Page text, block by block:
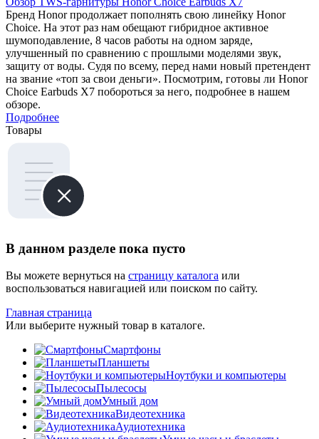
Бренд Honor продолжает пополнять свою линейку Honor
Choice. На этот раз нам обещают гибридное активное
шумоподавление, 8 часов работы на одном заряде,
улучшенный по сравнению с прошлыми моделями звук,
защиту от воды. Судя по всему, перед нами новый претендент
на звание «топ за свои деньги». Посмотрим, готовы ли Honor
Choice Earbuds X7 побороться за него, подробнее в нашем
обзоре.
Подробнее
Товары
В данном разделе пока пусто
Вы можете вернуться на страницу каталога или
воспользоваться навигацией или поиском по сайту.
Главная страница
Или выберите нужный товар в каталоге.
Смартфоны
Планшеты
Ноутбуки и компьютеры
Пылесосы
Умный дом
Видеотехника
Аудиотехника